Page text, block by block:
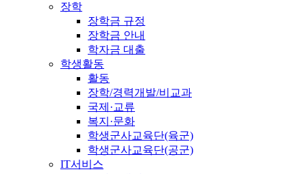
장학
장학금 규정
장학금 안내
학자금 대출
학생활동
활동
장학/경력개발/비교과
국제·교류
복지·문화
학생군사교육단(육군)
학생군사교육단(공군)
IT서비스